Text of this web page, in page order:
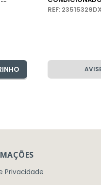
VOLVO
REF: 23515329DX
Privacidade